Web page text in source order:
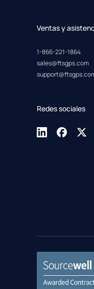
Ventas y
1-866-221-1864
sales@ftsgps.com
Redes sociales